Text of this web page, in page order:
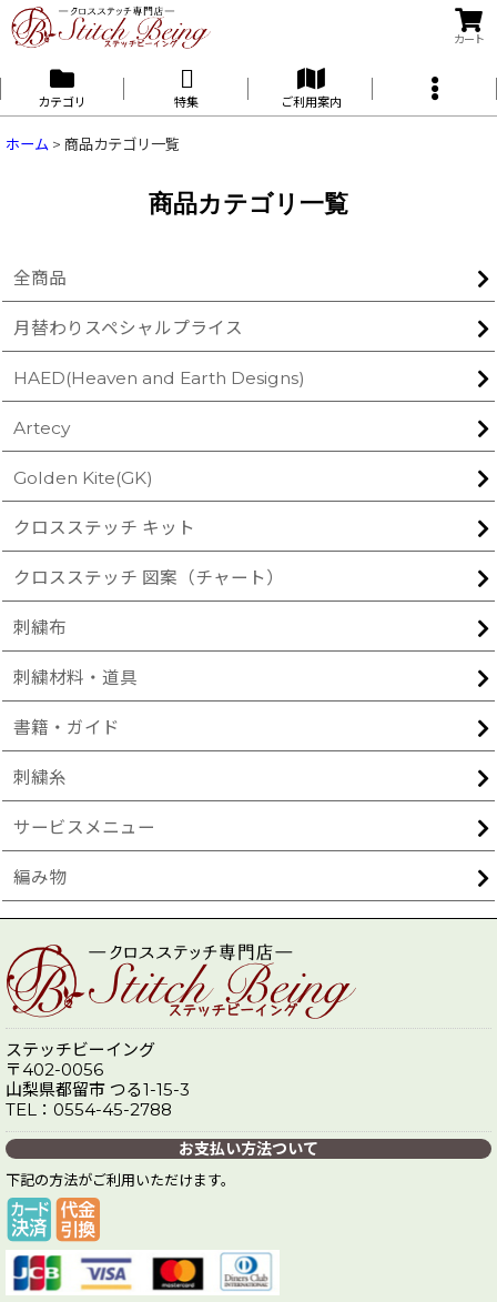
カート
カテゴリ 特集 ご利用案内
ホーム > 商品カテゴリ一覧
商品カテゴリ一覧
全商品
月替わりスペシャルプライス
HAED(Heaven and Earth Designs)
Artecy
Golden Kite(GK)
クロスステッチ キット
クロスステッチ 図案（チャート）
刺繍布
刺繍材料・道具
書籍・ガイド
刺繍糸
サービスメニュー
編み物
ステッチビーイング
〒402-0056
山梨県都留市 つる1-15-3
TEL：0554-45-2788
お支払い方法ついて
下記の方法がご利用いただけます。